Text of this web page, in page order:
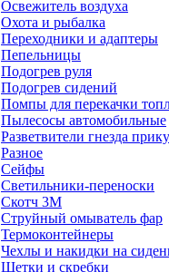
Освежитель воздуха
Охота и рыбалка
Переходники и адаптеры
Пепельницы
Подогрев руля
Подогрев сидений
Помпы для перекачки
Пылесосы автомобильные
Разветвители гнезда
Разное
Сейфы
Светильники-переноски
Скотч 3М
Струйный омыватель фар
Термоконтейнеры
Чехлы и накидки на
Щетки и скребки